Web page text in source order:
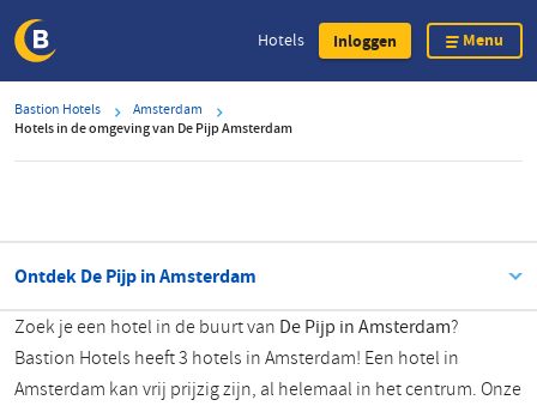
en
naar
gaan
Hotels Inloggen Menu
Bastion Hotels
Amsterdam
Hotels in de omgeving van De Pijp Amsterdam
Ontdek De Pijp in Amsterdam
Zoek je een hotel in de buurt van De Pijp in Amsterdam?
Bastion Hotels heeft 3 hotels in Amsterdam! Een hotel in
Amsterdam kan vrij prijzig zijn, al helemaal in het centrum. Onze